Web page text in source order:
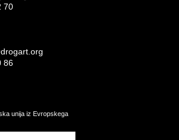
70
86
unija iz Evropskega